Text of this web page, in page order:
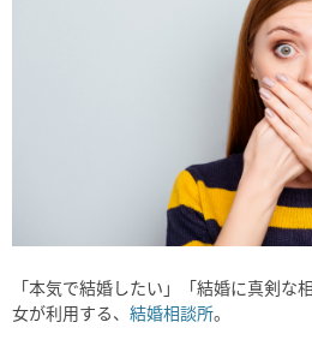
「本気で結婚したい」「結婚に真剣な
女が利用する、 結婚相談所。